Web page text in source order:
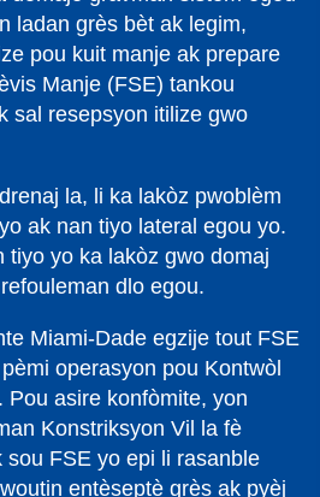
ladan grès bèt ak legim,
pou kuit manje ak prepare
Manje (FSE) tankou
sal resepsyon itilize gwo
la, li ka lakòz pwoblèm
ak nan tiyo lateral egou yo.
tiyo yo ka lakòz gwo domaj
dlo egou.
Miami-Dade egzije tout FSE
operasyon pou Kontwòl
Pou asire konfòmite, yon
Konstriksyon Vil la fè
FSE yo epi li rasanble
entèseptè grès ak pyèj